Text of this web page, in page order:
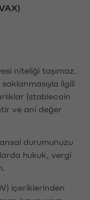
niteliği taşımaz.
ilgili
(stablecoin
ve ani değer
durumunuzu
hukuk, vergi
içeriklerinden